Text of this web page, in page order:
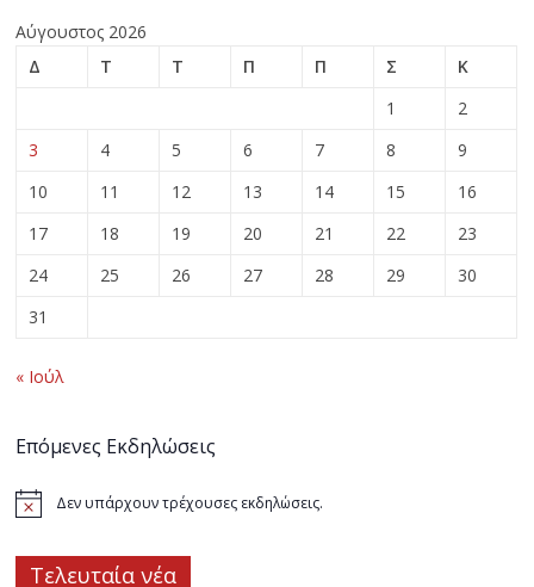
Αύγουστος 2026
Δ
Τ Τ Π Π Σ
Κ
1
2
3
4 5 6 7 8
9
10
11 12 13 14 15
16
17
18 19 20 21 22
23
24
25 26 27 28 29
30
31
« Ιούλ
Επόμενες Εκδηλώσεις
Δεν υπάρχουν τρέχουσες εκδηλώσεις.
Τελευταία νέα